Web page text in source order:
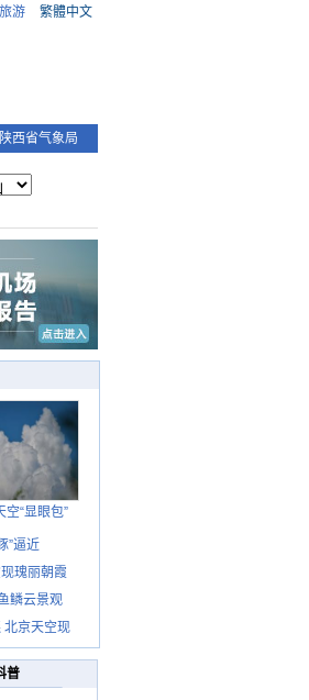
旅游 繁體中文
陕西省气象局
空“显眼包”
”逼近
瑰丽朝霞
鳞云景观
北京天空现
普